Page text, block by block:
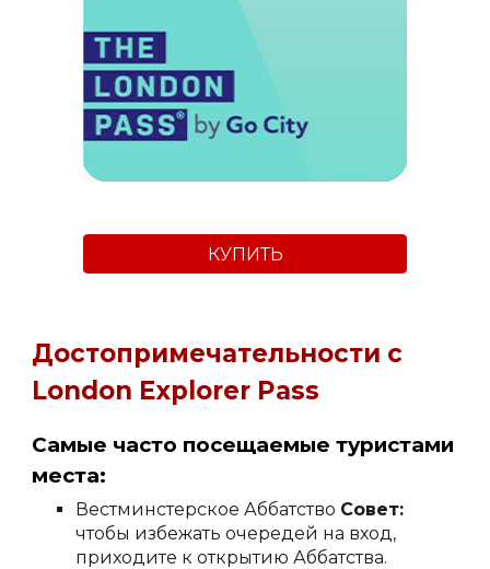
КУПИТЬ
Достопримечательности с
London Explorer Pass
Самые часто посещаемые туристами
места:
Вестминстерское Аббатство Совет:
чтобы избежать очередей на вход,
приходите к открытию Аббатства.